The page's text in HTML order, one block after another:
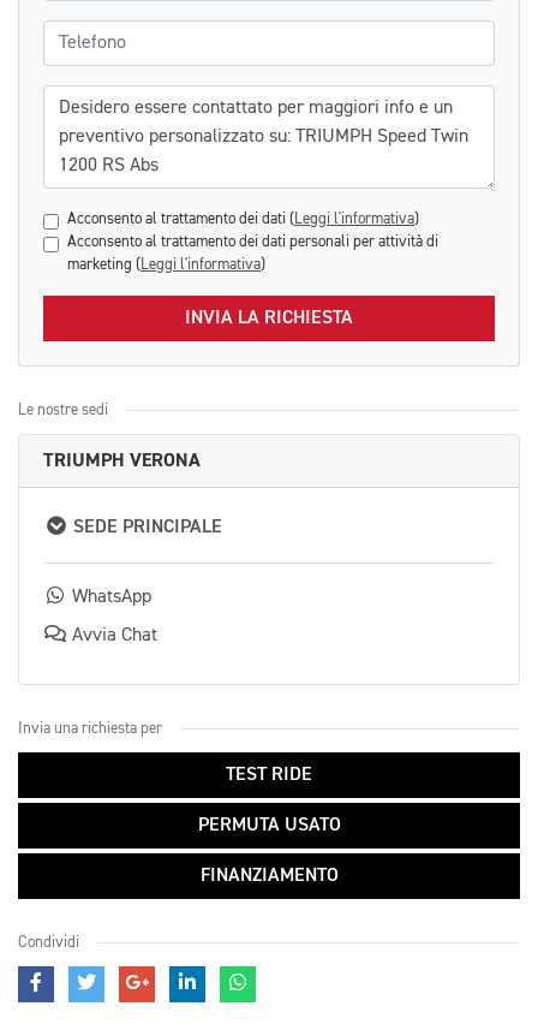
Telefono
Messaggio
Acconsento al trattamento dei dati ( Leggi l'informativa)
Acconsento al trattamento dei dati personali per attività di
marketing ( Leggi l'informativa)
INVIA LA RICHIESTA
Le nostre sedi
TRIUMPH VERONA
SEDE PRINCIPALE
WhatsApp
Avvia Chat
Invia una richiesta per
TEST RIDE
PERMUTA USATO
FINANZIAMENTO
Condividi